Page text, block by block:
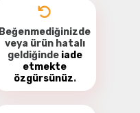
Beğenmediğinizde
veya ürün hatalı
geldiğinde iade
etmekte
özgürsünüz.